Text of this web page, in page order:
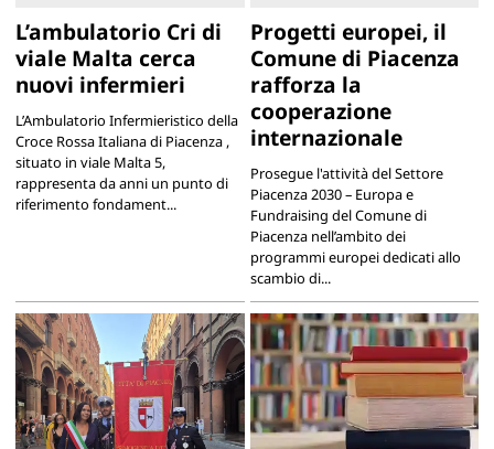
L’ambulatorio Cri di
viale Malta cerca
nuovi infermieri
L’Ambulatorio Infermieristico della
Croce Rossa Italiana di Piacenza ,
situato in viale Malta 5,
rappresenta da anni un punto di
riferimento fondament...
Progetti europei, il
Comune di Piacenza
rafforza la
cooperazione
internazionale
Prosegue l'attività del Settore
Piacenza 2030 – Europa e
Fundraising del Comune di
Piacenza nell’ambito dei
programmi europei dedicati allo
scambio di...